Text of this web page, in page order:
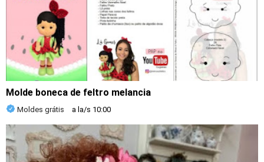
Molde boneca de feltro melancia
Moldes grátis a la/s 10:00